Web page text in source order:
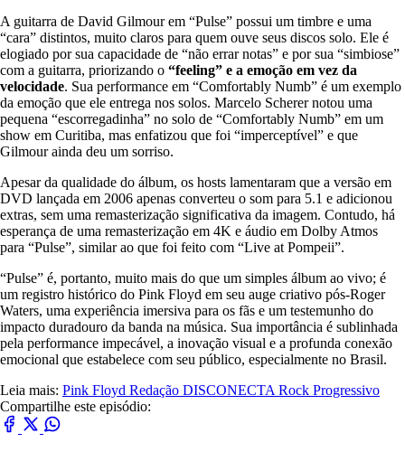
A guitarra de David Gilmour em “Pulse” possui um timbre e uma
“cara” distintos, muito claros para quem ouve seus discos solo. Ele é
elogiado por sua capacidade de “não errar notas” e por sua “simbiose”
com a guitarra, priorizando o “feeling” e a emoção em vez da
velocidade. Sua performance em “Comfortably Numb” é um exemplo
da emoção que ele entrega nos solos. Marcelo Scherer notou uma
pequena “escorregadinha” no solo de “Comfortably Numb” em um
show em Curitiba, mas enfatizou que foi “imperceptível” e que
Gilmour ainda deu um sorriso.
Apesar da qualidade do álbum, os hosts lamentaram que a versão em
DVD lançada em 2006 apenas converteu o som para 5.1 e adicionou
extras, sem uma remasterização significativa da imagem. Contudo, há
esperança de uma remasterização em 4K e áudio em Dolby Atmos
para “Pulse”, similar ao que foi feito com “Live at Pompeii”.
“Pulse” é, portanto, muito mais do que um simples álbum ao vivo; é
um registro histórico do Pink Floyd em seu auge criativo pós-Roger
Waters, uma experiência imersiva para os fãs e um testemunho do
impacto duradouro da banda na música. Sua importância é sublinhada
pela performance impecável, a inovação visual e a profunda conexão
emocional que estabelece com seu público, especialmente no Brasil.
Leia mais: Pink Floyd Redação DISCONECTA Rock Progressivo
Compartilhe este episódio: